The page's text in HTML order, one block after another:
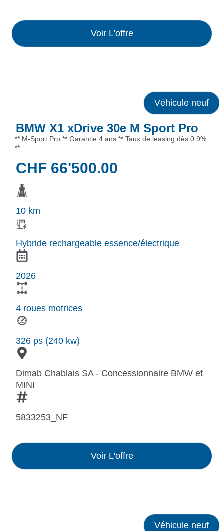
Voir L'offre
Véhicule neuf
BMW X1 xDrive 30e M Sport Pro
** M-Sport Pro ** Garantie 4 ans ** Taux de leasing dès 0.9%
**
CHF 66'500.00
10 km
Hybride rechargeable essence/électrique
2026
4 roues motrices
326 ps (240 kw)
Dimab Chablais SA - Concessionnaire BMW et
MINI
5833253_NF
Voir L'offre
Véhicule neuf